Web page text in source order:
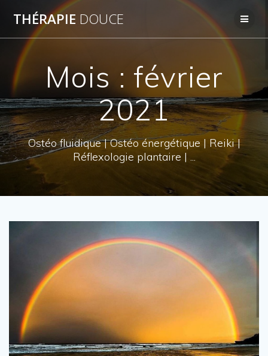
THÉRAPIE DOUCE
Mois : février
2021
Ostéo fluidique | Ostéo énergétique | Reiki |
Réflexologie plantaire | ...